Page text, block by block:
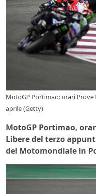
MotoGP Portimao: orari Prove
aprile (Getty)
MotoGP Portimao,
Libere del terzo
del Motomondiale in